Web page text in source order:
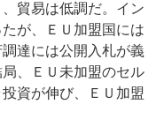
貿易は低調だ。イン
が、ＥＵ加盟国には
達には公開入札が義
、ＥＵ未加盟のセル
資が伸び、ＥＵ加盟